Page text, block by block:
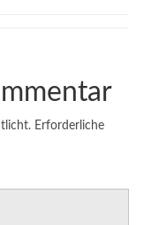
Erforderliche